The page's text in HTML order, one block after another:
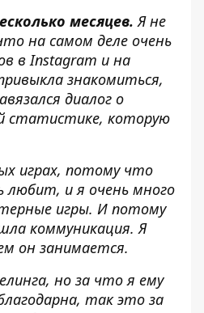
месяцев. Я не
на самом деле очень
в Instagram и на
знакомиться,
диалог о
статистике, которую
играх, потому что
любит, и я очень много
игры. И потому
коммуникация. Я
он занимается.
но за что я ему
так это за